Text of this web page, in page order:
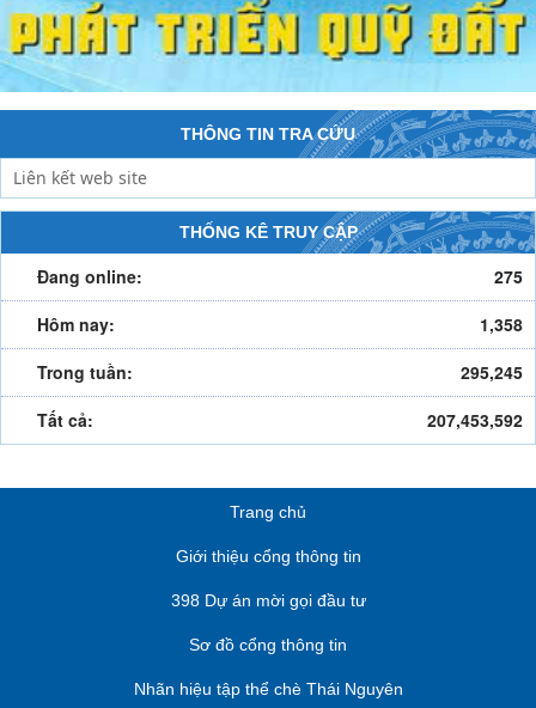
THÔNG TIN TRA CỨU
THỐNG KÊ TRUY CẬP
Đang online:
275
Hôm nay:
1,358
Trong tuần:
295,245
Tất cả:
207,453,592
Trang chủ
Giới thiệu cổng thông tin
398 Dự án mời gọi đầu tư
Sơ đồ cổng thông tin
Nhãn hiệu tập thể chè Thái Nguyên